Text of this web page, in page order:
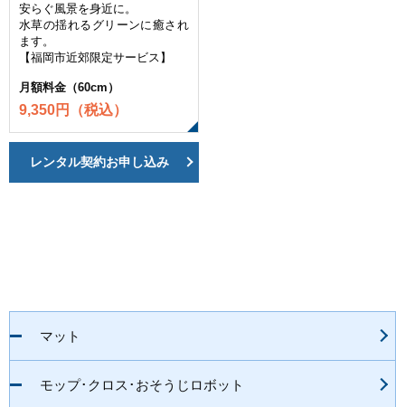
安らぐ風景を身近に。
水草の揺れるグリーンに癒され
ます。
【福岡市近郊限定サービス】
月額料金（60cm）
9,350円（税込）
レンタル契約お申し込み
マット
モップ･クロス･おそうじロボット